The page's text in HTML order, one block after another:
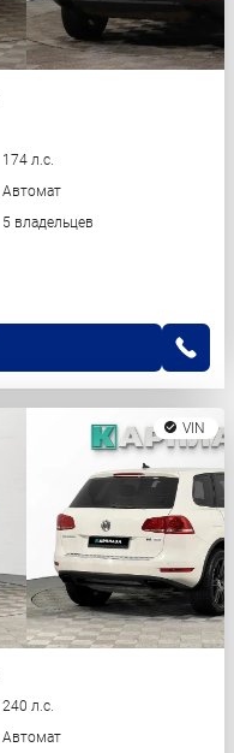
174 л.с.
Автомат
5 владельцев
VIN
240 л.с.
Автомат